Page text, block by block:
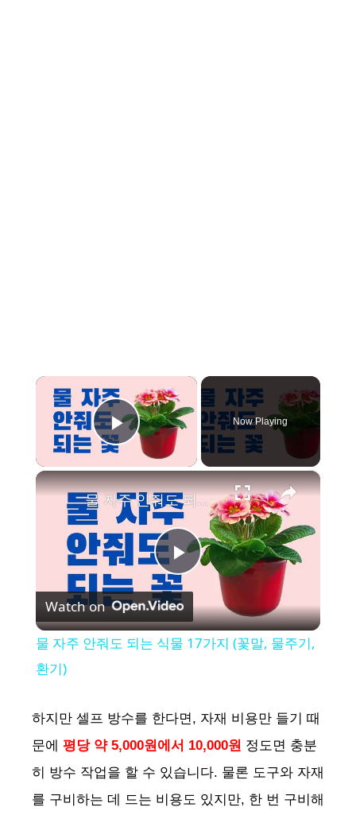
×
Play Video
Now Playing
×
P
l
y
V
물 자주 안줘도 되는 식물 17가지 (꽃말, 물주기, 환기)
Watch on
물 자주 안줘도 되는 식물 17가지 (꽃말, 물주기,
환기)
하지만 셀프 방수를 한다면, 자재 비용만 들기 때
문에 평당 약 5,000원에서 10,000원 정도면 충분
히 방수 작업을 할 수 있습니다. 물론 도구와 자재
를 구비하는 데 드는 비용도 있지만, 한 번 구비해